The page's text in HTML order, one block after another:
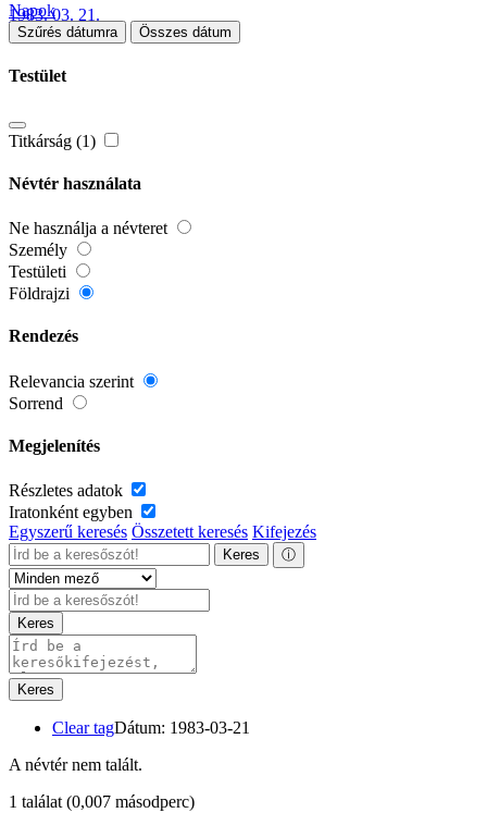
1983. 03. 21.
Napok
Szűrés dátumra Összes dátum
Testület
Titkárság (1)
Névtér használata
Ne használja a névteret
Személy
Testületi
Földrajzi
Rendezés
Relevancia szerint
Sorrend
Megjelenítés
Részletes adatok
Iratonként egyben
Egyszerű keresés Összetett keresés Kifejezés
Keres ⓘ
Keres
Keres
Clear tagDátum: 1983-03-21
A névtér nem talált.
1 találat (0,007 másodperc)